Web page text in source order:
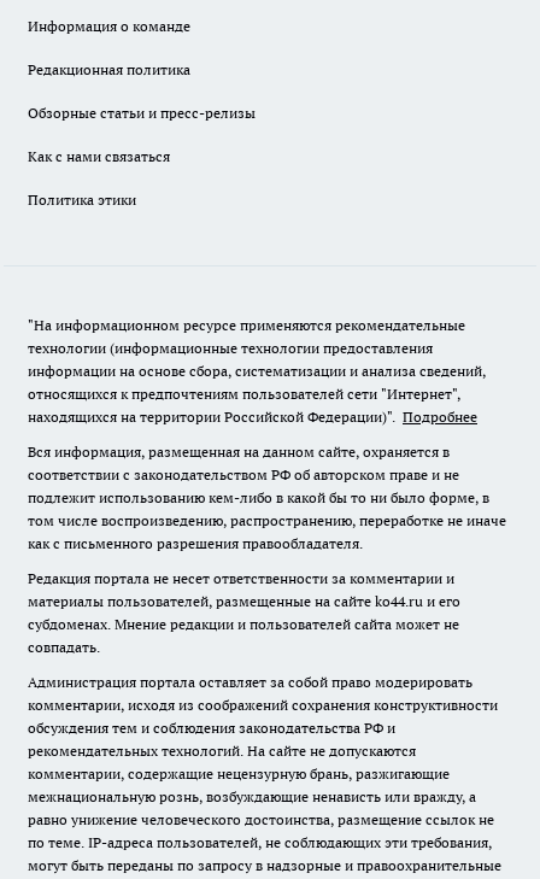
Информация о команде
Редакционная политика
Обзорные статьи и пресс-релизы
Как с нами связаться
Политика этики
"На информационном ресурсе применяются рекомендательные
технологии (информационные технологии предоставления
информации на основе сбора, систематизации и анализа сведений,
относящихся к предпочтениям пользователей сети "Интернет",
находящихся на территории Российской Федерации)". Подробнее
Вся информация, размещенная на данном сайте, охраняется в
соответствии с законодательством РФ об авторском праве и не
подлежит использованию кем-либо в какой бы то ни было форме, в
том числе воспроизведению, распространению, переработке не иначе
как с письменного разрешения правообладателя.
Редакция портала не несет ответственности за комментарии и
материалы пользователей, размещенные на сайте ko44.ru и его
субдоменах. Мнение редакции и пользователей сайта может не
совпадать.
Администрация портала оставляет за собой право модерировать
комментарии, исходя из соображений сохранения конструктивности
обсуждения тем и соблюдения законодательства РФ и
рекомендательных технологий. На сайте не допускаются
комментарии, содержащие нецензурную брань, разжигающие
межнациональную рознь, возбуждающие ненависть или вражду, а
равно унижение человеческого достоинства, размещение ссылок не
по теме. IP-адреса пользователей, не соблюдающих эти требования,
могут быть переданы по запросу в надзорные и правоохранительные